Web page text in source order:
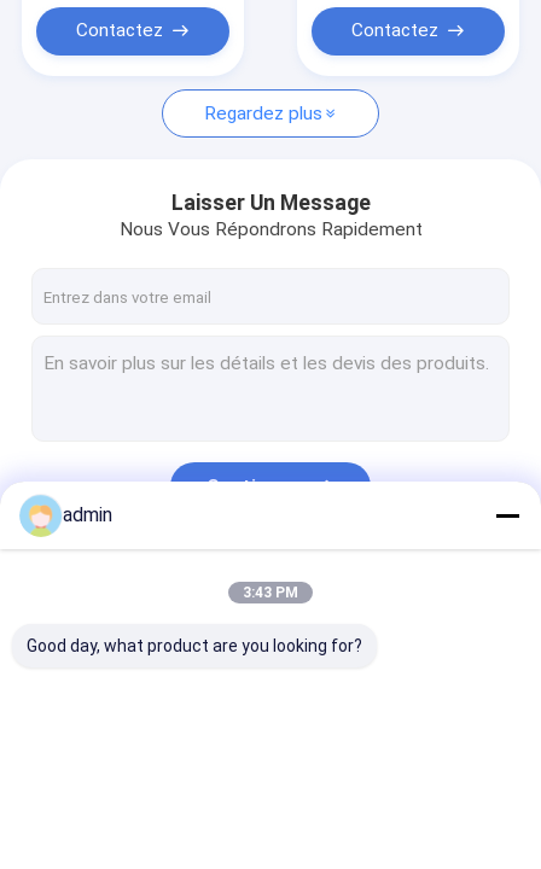
Nouvelles
Revêtement de pompe de boue
Piston de pompe de boue
BOP Seal
Équipement d'obturateur d'éruption
Pièces de plate-forme de reconditionnement
Contactez Contactez
Regardez plus
Laisser Un Message
Nous Vous Répondrons Rapidement
Continuer
admin
3:43 PM
Good day, what product are you looking for?